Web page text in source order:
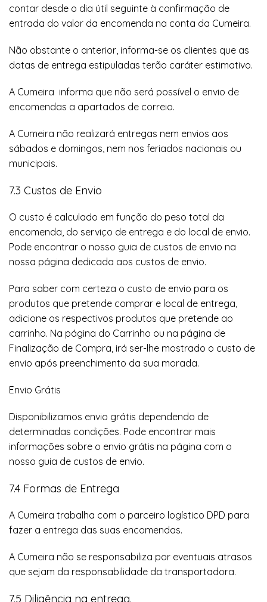
contar desde o dia útil seguinte à confirmação de
entrada do valor da encomenda na conta da Cumeira.
Não obstante o anterior, informa-se os clientes que as
datas de entrega estipuladas terão caráter estimativo.
A Cumeira informa que não será possível o envio de
encomendas a apartados de correio.
A Cumeira não realizará entregas nem envios aos
sábados e domingos, nem nos feriados nacionais ou
municipais.
7.3 Custos de Envio
O custo é calculado em função do peso total da
encomenda, do serviço de entrega e do local de envio.
Pode encontrar o nosso guia de custos de envio na
nossa página dedicada aos custos de envio.
Para saber com certeza o custo de envio para os
produtos que pretende comprar e local de entrega,
adicione os respectivos produtos que pretende ao
carrinho. Na página do Carrinho ou na página de
Finalização de Compra, irá ser-lhe mostrado o custo de
envio após preenchimento da sua morada.
Envio Grátis
Disponibilizamos envio grátis dependendo de
determinadas condições. Pode encontrar mais
informações sobre o envio grátis na página com o
nosso guia de custos de envio.
7.4 Formas de Entrega
A Cumeira trabalha com o parceiro logístico DPD para
fazer a entrega das suas encomendas.
A Cumeira não se responsabiliza por eventuais atrasos
que sejam da responsabilidade da transportadora.
7.5 Diligência na entrega.